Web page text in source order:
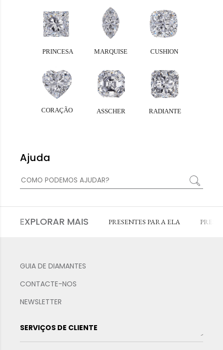
Ajuda
EXPLORAR MAIS PRESENTES PARA ELA
GUIA DE DIAMANTES
CONTACTE-NOS
NEWSLETTER
SERVIÇOS DE CLIENTE